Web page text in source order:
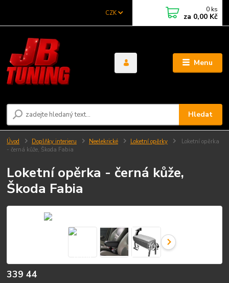
Menu
CZK
Hledat
0 ks
za 0,00 Kč
Úvod Doplňky interieru Neelekrické Loketní opěrky
Loketní opěrka
- černá kůže, Škoda Fabia
Loketní opěrka - černá kůže,
Škoda Fabia
339 44